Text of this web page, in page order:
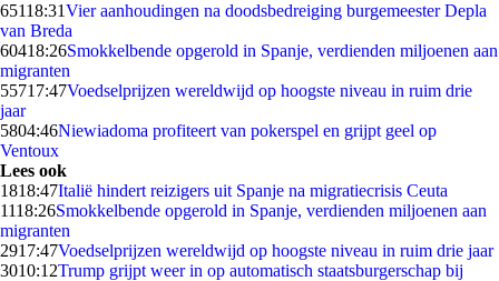
65118:31Vier aanhoudingen na doodsbedreiging burgemeester Depla
van Breda
60418:26Smokkelbende opgerold in Spanje, verdienden miljoenen aan
migranten
55717:47Voedselprijzen wereldwijd op hoogste niveau in ruim drie
jaar
5804:46Niewiadoma profiteert van pokerspel en grijpt geel op
Ventoux
Lees ook
1818:47Italië hindert reizigers uit Spanje na migratiecrisis Ceuta
1118:26Smokkelbende opgerold in Spanje, verdienden miljoenen aan
migranten
2917:47Voedselprijzen wereldwijd op hoogste niveau in ruim drie jaar
3010:12Trump grijpt weer in op automatisch staatsburgerschap bij